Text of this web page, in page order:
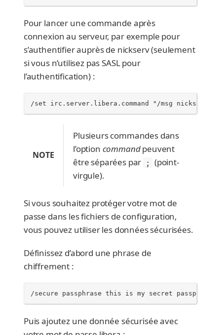
Pour lancer une commande après
connexion au serveur, par exemple pour
s’authentifier auprès de nickserv (seulement
si vous n’utilisez pas SASL pour
l’authentification) :
/set irc.server.libera.command "/msg nickserv
NOTE
Plusieurs commandes dans
l’option commandpeuvent
être séparées par
;
(point-
virgule).
Si vous souhaitez protéger votre mot de
passe dans les fichiers de configuration,
vous pouvez utiliser les données sécurisées.
Définissez d’abord une phrase de
chiffrement :
/secure passphrase this is my secret passphrase
Puis ajoutez une donnée sécurisée avec